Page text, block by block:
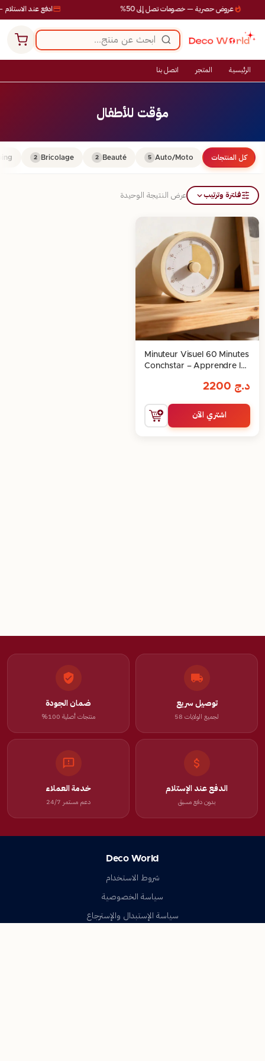
ادفع عند الاستلام عروض حصرية — خصومات تصل إلى 50%
الرئيسية المتجر اتصل بنا
مؤقت للأطفال
كل المنتجات Auto/Moto
5
Beauté
2
Bricolage
2
فلترة وترتيب عرض النتيجة الوحيدة
Minuteur Visuel 60 Minutes
Conchstar – Apprendre le
د.ج
اشتري الآن
توصيل سريع
لجميع الولايات 58
ضمان الجودة
منتجات أصلية 100%
الدفع عند الإستلام
بدون دفع مسبق
خدمة العملاء
دعم مستمر 24/7
Deco World
شروط الاستخدام
سياسة الخصوصية
سياسة الإستبدال والإسترجاع